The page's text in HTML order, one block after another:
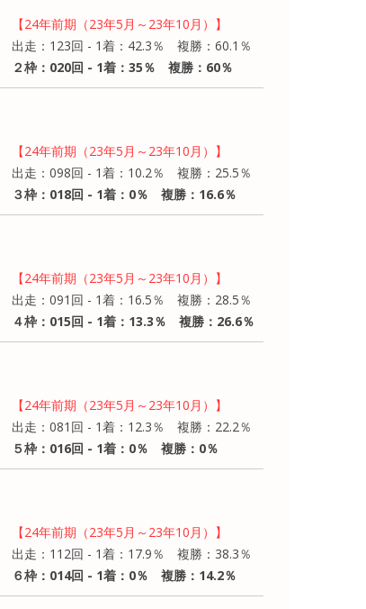
【24年前期（23年5月～23年10月）】
出走：123回 - 1着：42.3％ 複勝：60.1％
２枠：020回 - 1着：35％ 複勝：60％
【24年前期（23年5月～23年10月）】
出走：098回 - 1着：10.2％ 複勝：25.5％
３枠：018回 - 1着：0％ 複勝：16.6％
【24年前期（23年5月～23年10月）】
出走：091回 - 1着：16.5％ 複勝：28.5％
４枠：015回 - 1着：13.3％ 複勝：26.6％
【24年前期（23年5月～23年10月）】
出走：081回 - 1着：12.3％ 複勝：22.2％
５枠：016回 - 1着：0％ 複勝：0％
【24年前期（23年5月～23年10月）】
出走：112回 - 1着：17.9％ 複勝：38.3％
６枠：014回 - 1着：0％ 複勝：14.2％